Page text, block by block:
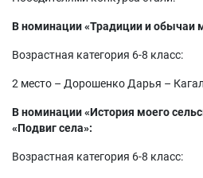
В номинации «Традиции и обычаи
Возрастная категория 6-8 класс:
2 место – Дорошенко Дарья –
В номинации «История моего
«Подвиг села»:
Возрастная категория 6-8 класс: